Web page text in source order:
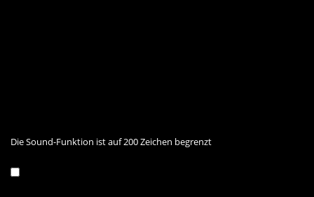
Die Sound-Funktion ist auf 200 Zeichen begrenzt